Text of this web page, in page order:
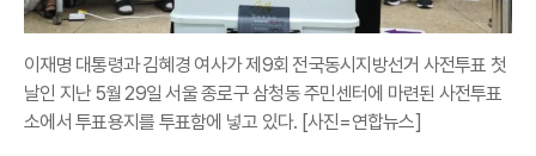
이재명 대통령과 김혜경 여사가 제9회 전국동시지방선거 사전투표 첫
날인 지난 5월 29일 서울 종로구 삼청동 주민센터에 마련된 사전투표
소에서 투표용지를 투표함에 넣고 있다. [사진=연합뉴스]